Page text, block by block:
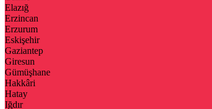
Elazığ
Erzincan
Erzurum
Eskişehir
Gaziantep
Giresun
Gümüşhane
Hakkâri
Hatay
Iğdır